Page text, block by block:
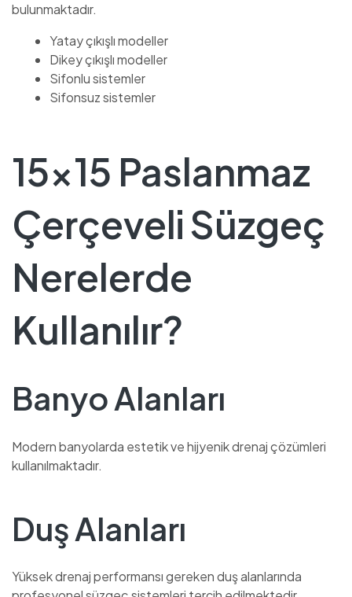
bulunmaktadır.
Yatay çıkışlı modeller
Dikey çıkışlı modeller
Sifonlu sistemler
Sifonsuz sistemler
15×15 Paslanmaz
Çerçeveli Süzgeç
Nerelerde
Kullanılır?
Banyo Alanları
Modern banyolarda estetik ve hijyenik drenaj çözümleri
kullanılmaktadır.
Duş Alanları
Yüksek drenaj performansı gereken duş alanlarında